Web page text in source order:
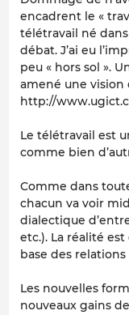
encadrent le «
télétravail né
débat. J’ai eu
peu « hors sol ».
amené une vision
http://
Le télétravail est
comme bien
Comme dans
chacun va voir
dialectique
etc.). La réalité
base des
Les nouvelles
nouveaux gains